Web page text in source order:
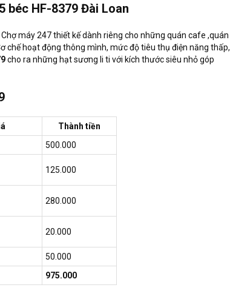
béc HF-8379 Đài Loan
máy 247 thiết kế dành riêng cho những quán cafe ,quán
chế hoạt động thông mình, mức độ tiêu thụ điện năng thấp,
cho ra những hạt sương li ti với kích thước siêu nhỏ góp
Thành tiền
500.000
125.000
280.000
20.000
50.000
975.000